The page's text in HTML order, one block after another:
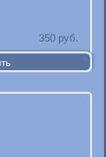
350 руб.